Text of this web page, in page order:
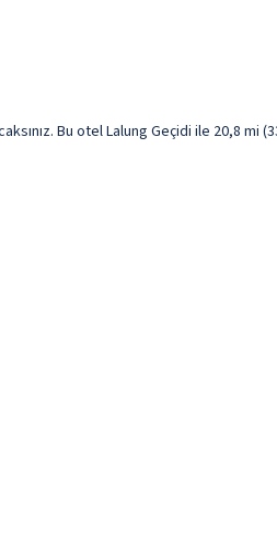
Bu otel Lalung Geçidi ile 20,8 mi